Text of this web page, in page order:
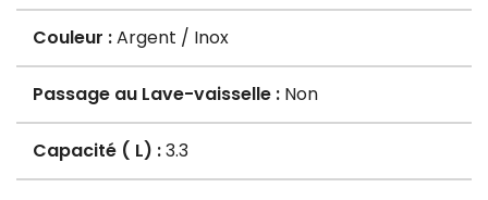
Couleur :Argent / Inox
Passage au Lave-vaisselle : Non
Capacité ( L) :3.3